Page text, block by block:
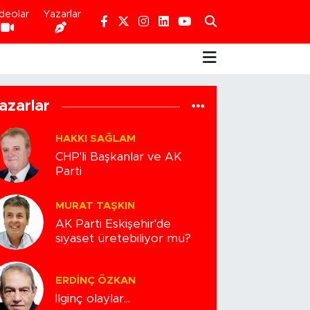
Yazarlar
HAKKI SAĞLAM
CHP'li Başkanlar ve AK
Parti
MURAT TAŞKIN
AK Parti Eskişehir'de
siyaset üretebiliyor mu?
ERDINÇ ÖZKAN
İlginç olaylar...